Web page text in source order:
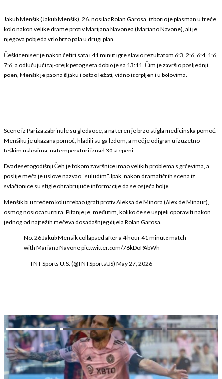
Jakub Menšik (Jakub Menšík), 26. nosilac Rolan Garosa, izborio je plasman u treće
kolo nakon velike drame protiv Marijana Navonea (Mariano Navone), ali je
njegova pobjeda vrlo brzo pala u drugi plan.
Češki teniser je nakon četiri sata i 41 minut igre slavio rezultatom 6:3, 2:6, 6:4, 1:6,
7:6, a odlučujući taj-brejk petog seta dobio je sa 13:11. Čim je završio posljednji
poen, Menšik je pao na šljaku i ostao ležati, vidno iscrpljen i u bolovima.
Scene iz Pariza zabrinule su gledaoce, a na teren je brzo stigla medicinska pomoć.
Menšiku je ukazana pomoć, hladili su ga ledom, a meč je odigran u izuzetno
teškim uslovima, na temperaturi iznad 30 stepeni.
Dvadesetogodišnji Čeh je tokom završnice imao velikih problema s grčevima, a
poslije meča je uslove nazvao “suludim”. Ipak, nakon dramatičnih scena iz
svlačionice su stigle ohrabrujuće informacije da se osjeća bolje.
Menšik bi u trećem kolu trebao igrati protiv Aleksa de Minora (Alex de Minaur),
osmog nosioca turnira. Pitanje je, međutim, koliko će se uspjeti oporaviti nakon
jednog od najtežih mečeva dosadašnjeg dijela Rolan Garosa.
No. 26 Jakub Mensik collapsed after a 4 hour 41 minute match
with Mariano Navonepic.twitter.com/76kDoPAbWh
— TNT Sports U.S. (@TNTSportsUS) May 27, 2026